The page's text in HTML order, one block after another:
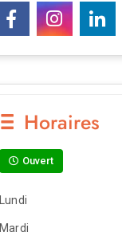
Horaires
Ouvert
Lundi
Mardi